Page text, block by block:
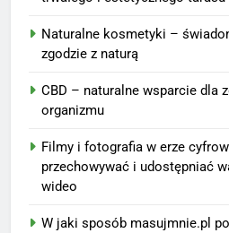
Naturalne kosmetyki –
zgodzie z naturą
CBD – naturalne wsparcie dla
organizmu
Filmy i fotografia w erze
przechowywać i udostępniać
wideo
W jaki sposób masujmnie.pl